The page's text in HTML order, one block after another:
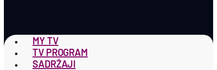
MY TV
TV PROGRAM
SADRŽAJI